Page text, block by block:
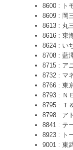
8600 : ト
8609 : 岡
8613 : 丸
8616 : 東
8624 : い
8708 : 藍
8715 : ア
8732 : マ
8766 : 東
8793 : Ｎ
8795 : Ｔ
8798 : ア
8841 : テ
8923 : ト
9001 : 東